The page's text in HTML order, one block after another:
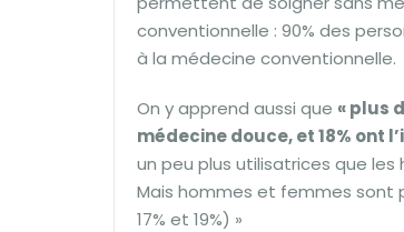
conventionnelle : 90% des
à la médecine conventionnelle.
On y apprend aussi que « plus
médecine douce, et 18% ont
un peu plus utilisatrices que les
Mais hommes et femmes sont
17% et 19%) »